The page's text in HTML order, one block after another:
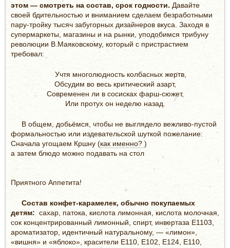
этом — смотреть на состав, срок годности. Давайте
своей бдительностью и вниманием сделаем безработными
пару-тройку тысяч забугорных дизайнеров вкуса. Заходя в
супермаркеты, магазины и на рынки, уподобимся трибуну
революции В.Маяковскому, который с пристрастием
требовал:
Учтя многолюдность колбасных жертв,
Обсудим во весь критический азарт,
Современен ли в сосисках фарш-сюжет,
Или протух он неделю назад.
В общем, добьёмся, чтобы не выглядело вежливо-пустой
формальностью или издевательской шуткой пожелание:
Сначала угощаем Кршну (как именно? )
а затем блюдо можно подавать на стол
Приятного Аппетита!
Состав конфет-карамелек, обычно покупаемых
детям: сахар, патока, кислота лимонная, кислота молочная,
сок концентрированный лимонный, спирт, инвертаза E1103,
ароматизатор, идентичный натуральному, — «лимон»,
«вишня» и «яблоко», красители E110, E102, E124, Е110,